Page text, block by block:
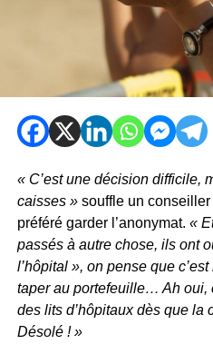
« C’est une décision difficile,
caisses »souffle un conseiller
préféré garder l’anonymat. «
passés à autre chose, ils ont
l’hôpital », on pense que
taper au portefeuille… Ah oui,
des lits d’hôpitaux dès que la
Désolé ! »